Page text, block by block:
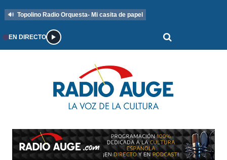
🔊 Topolino Radio Orquesta- Mi casita de papel
EN DIRECTO